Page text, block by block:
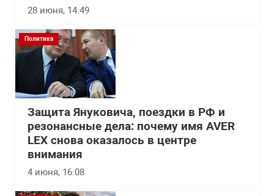
28 июня, 14:49
Политика
Защита Януковича, поездки в РФ и
резонансные дела: почему имя AVER
LEX снова оказалось в центре
внимания
4 июня, 16:08